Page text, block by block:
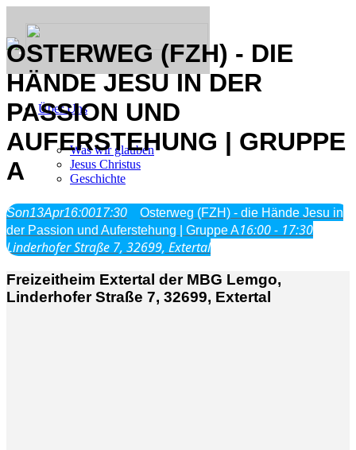
Über Uns
Was wir glauben
Jesus Christus
Geschichte
Neu hier
Veranstaltungen
OSTERWEG (FZH) - DIE
HÄNDE JESU IN DER
PASSION UND
AUFERSTEHUNG | GRUPPE
A
Son13Apr16:0017:30
Osterweg (FZH) - die Hände Jesu in
der Passion und Auferstehung | Gruppe A16:00 - 17:30
Linderhofer Straße 7, 32699, Extertal
Freizeitheim Extertal der MBG Lemgo,
Linderhofer Straße 7, 32699, Extertal